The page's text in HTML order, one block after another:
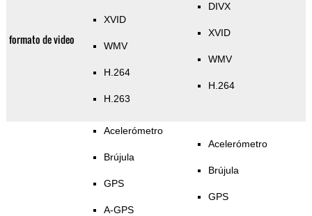
formato de video
XVID
WMV
H.264
H.263
DIVX
XVID
WMV
H.264
Acelerómetro
Brújula
GPS
A-GPS
Acelerómetro
Brújula
GPS